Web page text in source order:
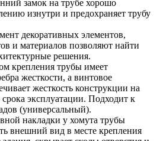
замок на трубе хорошо
изнутри и предохраняет трубу
декоративных элементов,
и материалов позволяют найти
решения.
крепления трубы имеет
жесткости, а винтовое
жесткость конструкции на
эксплуатации. Подходит к
(универсальный).
накладки у хомута трубы
внешний вид в месте крепления